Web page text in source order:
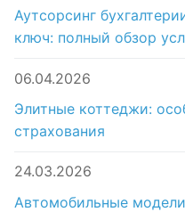
Аутсорсинг
ключ: полный обзор
06.04.2026
Элитные коттеджи:
страхования
24.03.2026
Автомобильные